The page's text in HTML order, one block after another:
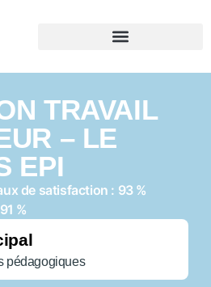
TRAVAIL
– LE
EPI
de satisfaction : 93 %
%
pédagogiques